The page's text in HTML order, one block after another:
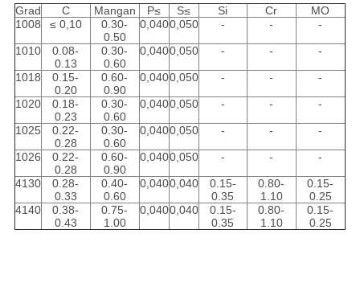
Grad C Mangan P≤ S≤ Si Cr
MO
1008
≤ 0,10
0.30-
0.50
0,0400,050 - - -
1010
0.08-
0.13
0.30-
0.60
0,0400,050 - - -
1018
0.15-
0.20
0.60-
0.90
0,0400,050 - - -
1020
0.18-
0.23
0.30-
0.60
0,0400,050 - - -
1025
0.22-
0.28
0.30-
0.60
0,0400,050 - - -
1026
0.22-
0.28
0.60-
0.90
0,0400,050 - - -
4130
0.28-
0.33
0.40-
0.60
0,0400,040
0.15-
0.35
0.80-
1.10
0.15-
0.25
4140
0.38-
0.43
0.75-
1.00
0,0400,040
0.15-
0.35
0.80-
1.10
0.15-
0.25